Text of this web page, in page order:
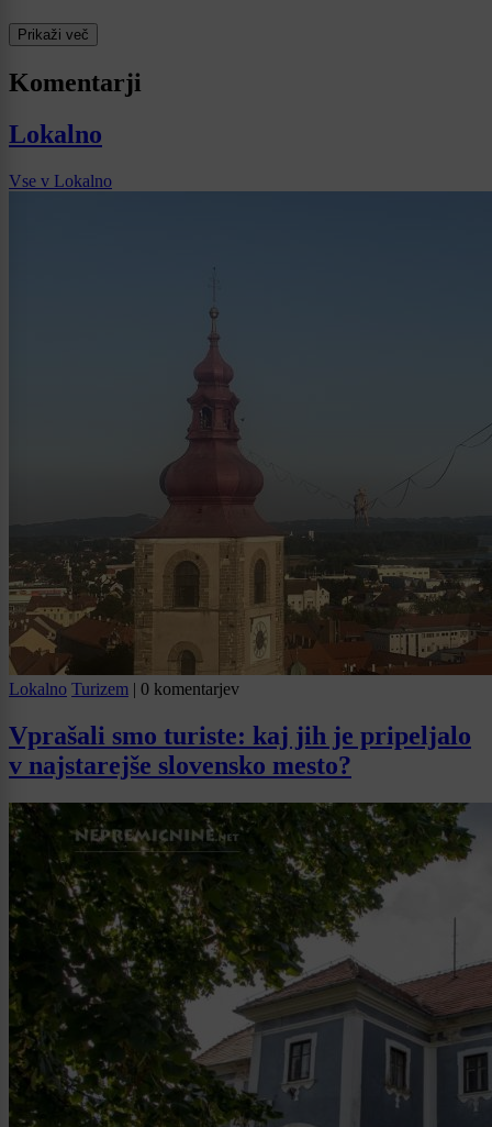
Prikaži več
Komentarji
Lokalno
Vse v Lokalno
Lokalno Turizem | 0 komentarjev
Vprašali smo turiste: kaj jih je pripeljalo
v najstarejše slovensko mesto?